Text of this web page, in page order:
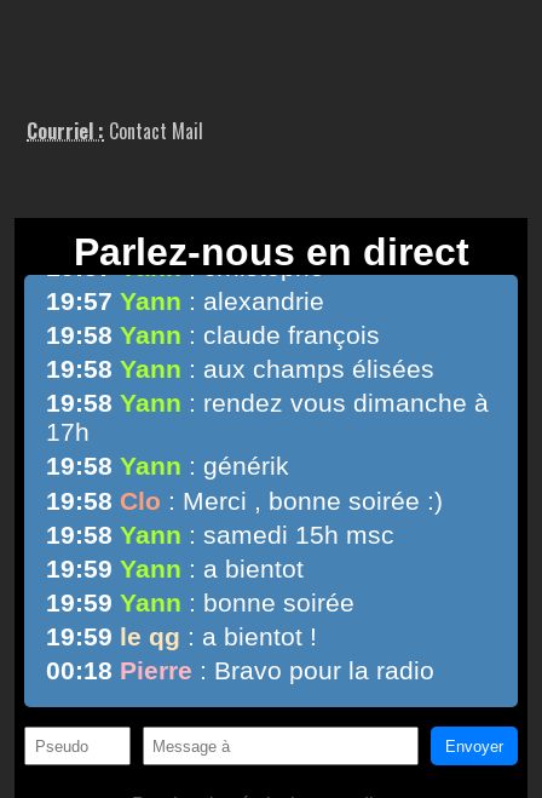
Courriel : Contact Mail